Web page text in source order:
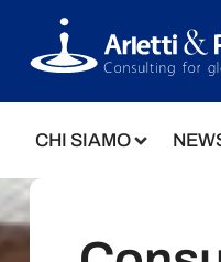
CHI SIAMO